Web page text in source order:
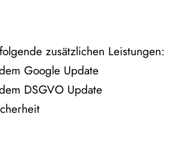
zusätzlichen Leistungen:
Google Update
DSGVO Update